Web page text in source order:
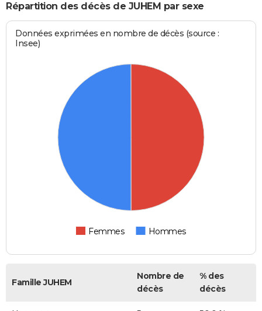
Répartition des décès de JUHEM par sexe
Données exprimées en nombre de décès (source :
Insee)
Femmes Hommes
Famille JUHEM
Nombre de
décès
% des
décès